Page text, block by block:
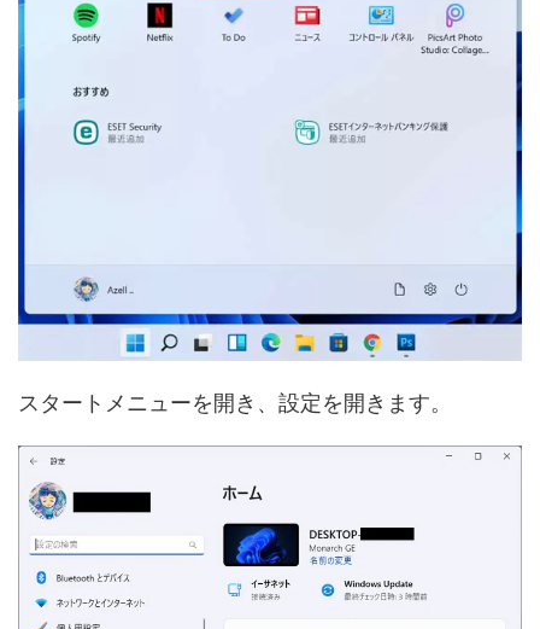
スタートメニューを開き、設定を開きます。